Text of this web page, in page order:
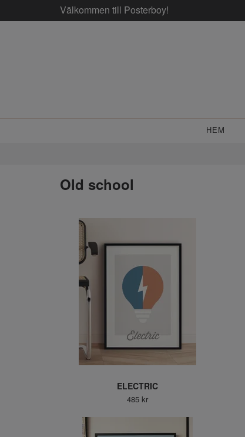
Välkommen till Posterboy!
HEM
Old school
ELECTRIC
485 kr